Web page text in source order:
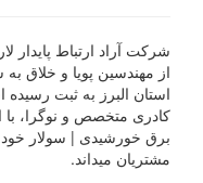
شرکت آراد ارتباط پایدار
استان البرز به ثبت
کادری متخصص و نوگرا، با
برق خورشیدی | سولار خود
مشتریان میداند.